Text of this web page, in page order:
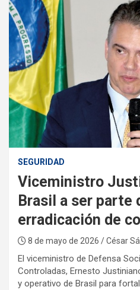
s
e
m
e
n
t
:
SEGURIDAD
Viceministro
Brasil a ser parte
erradicación de
8 de mayo de 2026 / César
El viceministro de Defensa
Controladas, Ernesto
y operativo de Brasil para